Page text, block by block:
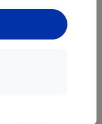
3 391 Ft/db